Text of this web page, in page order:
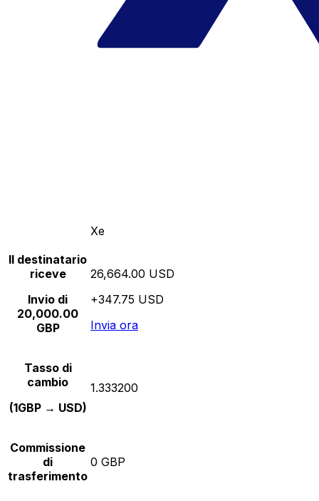
Xe
Il destinatario
riceve
Invio di
20,000.00
GBP
26,664.00 USD
+347.75 USD
Invia ora
Tasso di
cambio
(1GBP → USD)
1.333200
Commissione
di
trasferimento
0 GBP